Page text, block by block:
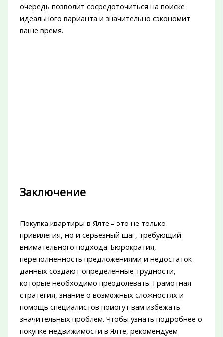
очередь позволит сосредоточиться на поиске
идеального варианта и значительно сэкономит
ваше время.
Заключение
Покупка квартиры в Ялте – это не только
привилегия, но и серьезный шаг, требующий
внимательного подхода. Бюрократия,
переполненность предложениями и недостаток
данных создают определенные трудности,
которые необходимо преодолевать. Грамотная
стратегия, знание о возможных сложностях и
помощь специалистов помогут вам избежать
значительных проблем. Чтобы узнать подробнее о
покупке недвижимости в Ялте, рекомендуем